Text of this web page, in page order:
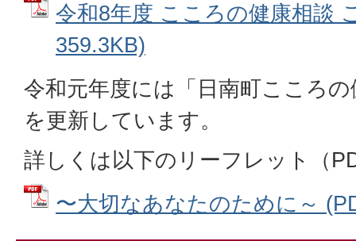
令和8年度 こころの健康相談
359.3KB)
令和元年度には「日南町こころ
を更新しています。
詳しくは以下のリーフレット（
〜大切なあなたのために～